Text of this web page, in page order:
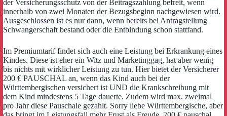
der Versicherungsschutz von der Beitragszahlung befreit, wenn
innerhalb von zwei Monaten der Bezugsbeginn nachgewiesen wird.
Ausgeschlossen ist es nur dann, wenn bereits bei Antragstellung
Schwangerschaft bestand oder die Entbindung schon stattfand.
Im Premiumtarif findet sich auch eine Leistung bei Erkrankung eines
Kindes. Diese ist eher ein Witz und Marketinggag, hat aber wenig
bis nichts mit wirklicher Leistung zu tun. Hier bietet der Versicherer
200 € PAUSCHAL an, wenn das Kind auch bei der
Württembergischen versichert ist UND die Krankschreibung mit
dem Kind mindestens 5 Tage dauerte. Zudem wird max. zweimal
pro Jahr diese Pauschale gezahlt. Sorry liebe Württembergische, aber